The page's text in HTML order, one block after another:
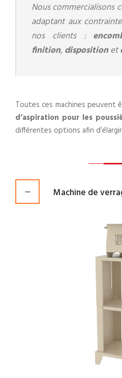
Nous commercialisons
adaptant aux
nos clients :
finition,dispositionet
Toutes ces machines peuvent
d’aspiration pour les
différentes options afin
Machine de